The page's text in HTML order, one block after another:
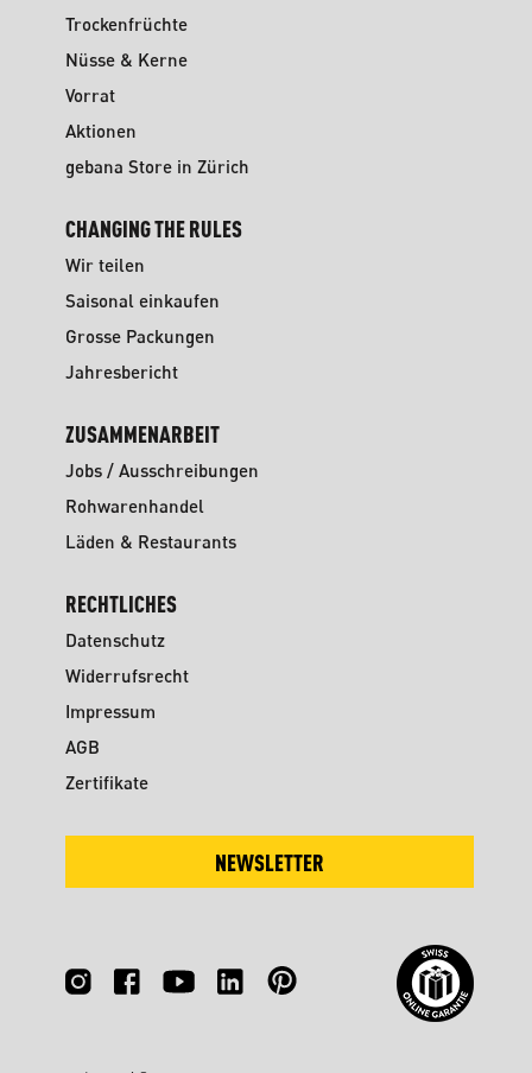
Trockenfrüchte
Nüsse & Kerne
Vorrat
Aktionen
gebana Store in Zürich
CHANGING THE RULES
Wir teilen
Saisonal einkaufen
Grosse Packungen
Jahresbericht
ZUSAMMENARBEIT
Jobs / Ausschreibungen
Rohwarenhandel
Läden & Restaurants
RECHTLICHES
Datenschutz
Widerrufsrecht
Impressum
AGB
Zertifikate
NEWSLETTER